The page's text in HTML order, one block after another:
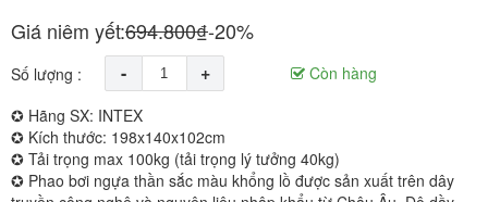
Giá niêm yết:694.800₫-20%
Số lượng : - +
Còn hàng
✪ Hãng SX: INTEX
✪ Kích thước: 198x140x102cm
✪ Tải trọng max 100kg (tải trọng lý tưởng 40kg)
✪ Phao bơi ngựa thần sắc màu khổng lồ được sản xuất trên dây